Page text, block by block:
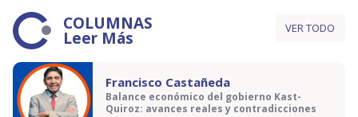
COLUMNAS
Leer Más VER TODO
Francisco Castañeda
Balance económico del gobierno Kast-
Quiroz: avances reales y contradicciones